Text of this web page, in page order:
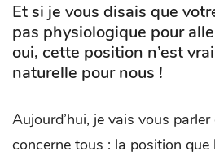
Et si je vous disais que
pas physiologique pour
oui, cette position n’est
naturelle pour nous !
Aujourd’hui, je vais vous
concerne tous : la position que